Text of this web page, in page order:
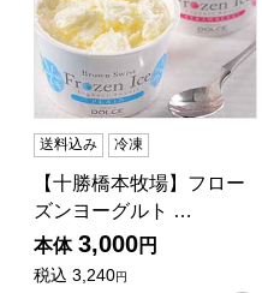
送料込み 冷凍
【十勝橋本牧場】フロー
ズンヨーグルト …
本体 3,000円
税込 3,240円